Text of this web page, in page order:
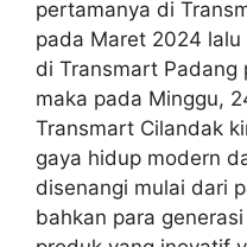
pertamanya di
pada Maret 2024
di Transmart Padang
maka pada Minggu,
Transmart Cilandak
gaya hidup modern
disenangi mulai dari
bahkan para